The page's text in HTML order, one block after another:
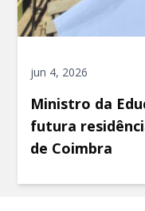
jun 4, 2026
Ministro da
futura
de Coimbra